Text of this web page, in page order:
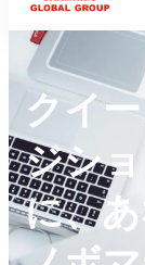
クイ
ジシ
に、